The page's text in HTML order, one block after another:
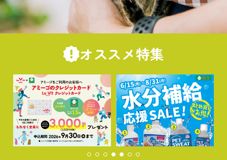
オススメ特集